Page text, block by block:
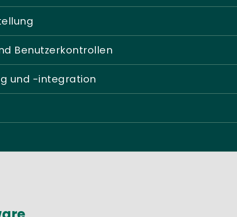
Benutzerkontrollen
und -integration